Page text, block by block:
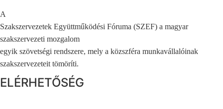
A
Szakszervezetek Együttműködési Fóruma (SZEF) a magyar
szakszervezeti mozgalom
egyik szövetségi rendszere, mely a közszféra munkavállalóinak
szakszervezeteit tömöríti.
ELÉRHETŐSÉG